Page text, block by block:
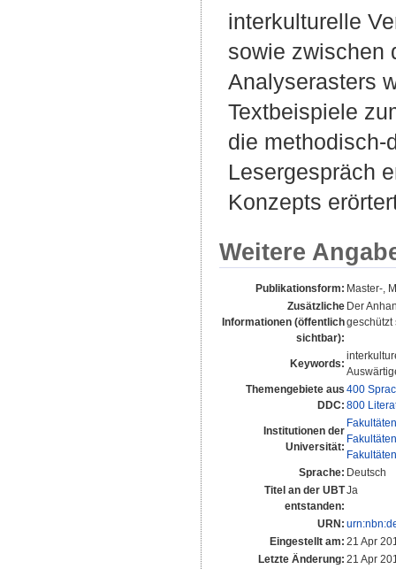
interkulturelle
sowie zwischen
Analyserasters
Textbeispiele
die methodisch-
Lesergespräch
Konzepts
Weitere
Publikationsform: Master-,
Zusätzliche
Informationen (öffentlich
sichtbar):
Der
geschützt
Keywords:
Themengebiete aus
DDC:
400
800
Institutionen der
Universität:
Fakultäten
Fakultäten
Fakultäten
Sprache: Deutsch
Titel an der UBT
entstanden:
Ja
URN:
Eingestellt am: 21 Apr
Letzte Änderung: 21 Apr